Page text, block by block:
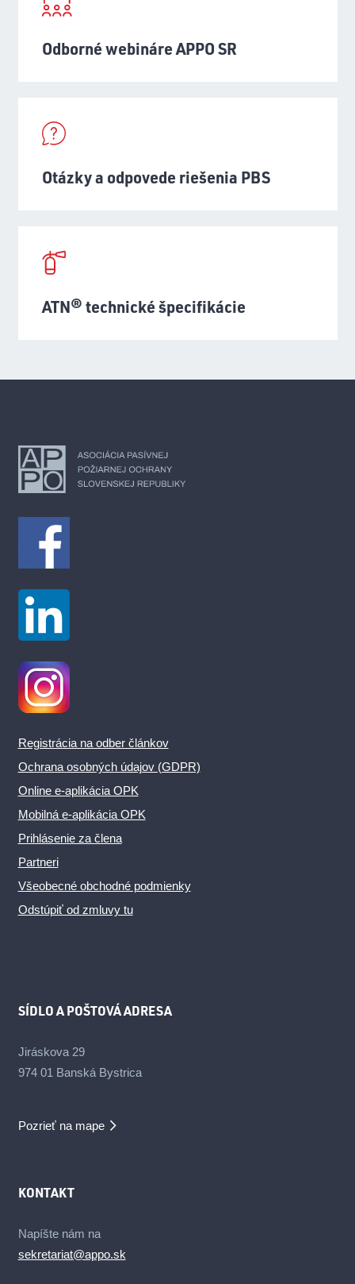
Odborné webináre APPO SR
Otázky a odpovede riešenia PBS
ATN® technické špecifikácie
Registrácia na odber článkov
Ochrana osobných údajov (GDPR)
Online e-aplikácia OPK
Mobilná e-aplikácia OPK
Prihlásenie za člena
Partneri
Všeobecné obchodné podmienky
Odstúpiť od zmluvy tu
SÍDLO A POŠTOVÁ ADRESA
Jiráskova 29
974 01 Banská Bystrica
Pozrieť na mape
KONTAKT
Napíšte nám na
sekretariat@appo.sk